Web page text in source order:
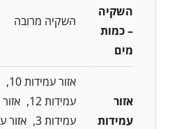
השקיה
– כמות
מים
השקיה מרובה
אזור
עמידות
אזור עמידות 10
עמידות 12
אזור
עמידות 3
אזור